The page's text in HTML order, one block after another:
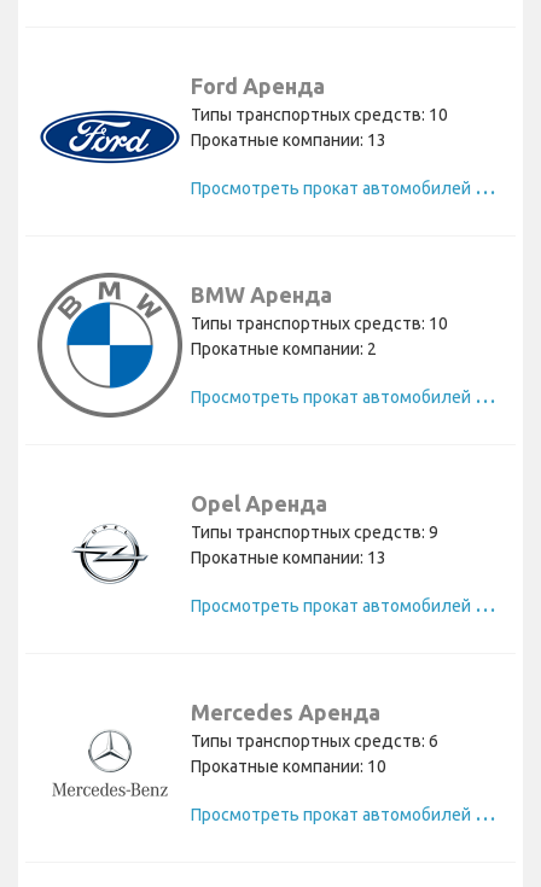
Ford Аренда
Типы транспортных средств: 10
Прокатные компании: 13
П
росмотреть прокат автомобилей Ford
BMW Аренда
Типы транспортных средств: 10
Прокатные компании: 2
П
росмотреть прокат автомобилей BMW
Opel Аренда
Типы транспортных средств: 9
Прокатные компании: 13
П
росмотреть прокат автомобилей Opel
Mercedes Аренда
Типы транспортных средств: 6
Прокатные компании: 10
П
росмотреть прокат автомобилей Mercedes